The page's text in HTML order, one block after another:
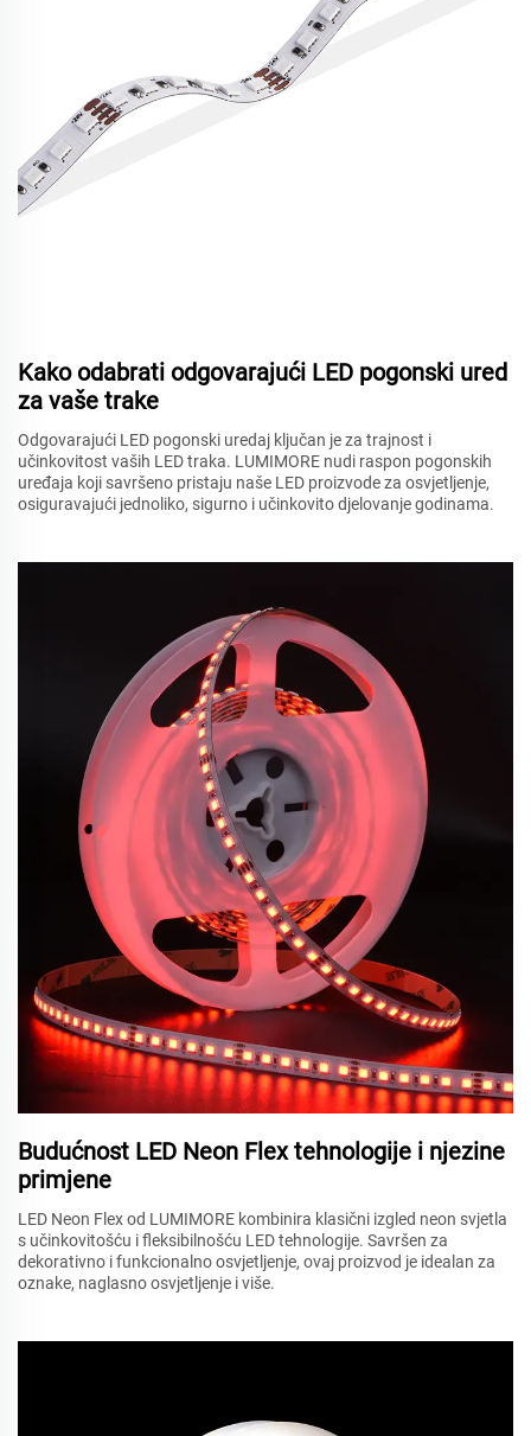
Kako odabrati odgovarajući LED pogonski ured
za vaše trake
Odgovarajući LED pogonski uredaj ključan je za trajnost i
učinkovitost vaših LED traka. LUMIMORE nudi raspon pogonskih
uređaja koji savršeno pristaju naše LED proizvode za osvjetljenje,
osiguravajući jednoliko, sigurno i učinkovito djelovanje godinama.
Budućnost LED Neon Flex tehnologije i njezine
primjene
LED Neon Flex od LUMIMORE kombinira klasični izgled neon svjetla
s učinkovitošću i fleksibilnošću LED tehnologije. Savršen za
dekorativno i funkcionalno osvjetljenje, ovaj proizvod je idealan za
oznake, naglasno osvjetljenje i više.